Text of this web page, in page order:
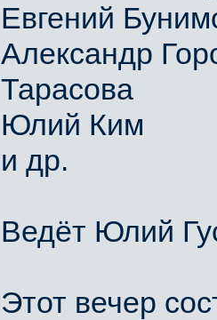
Евгений
Александр
Тарасова
Юлий Ким
и др.
Ведёт Юлий
Этот вечер